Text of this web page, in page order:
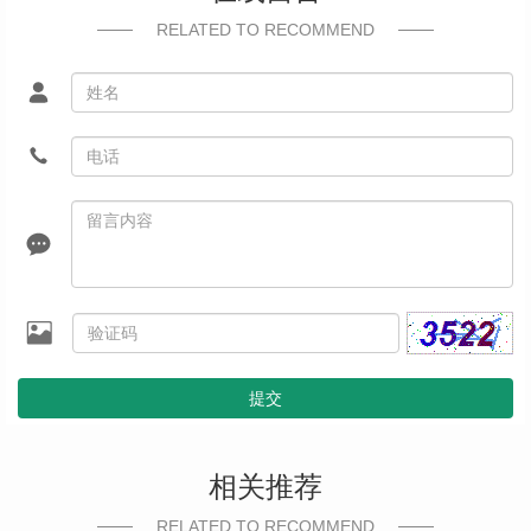
RELATED TO RECOMMEND
提交
相关推荐
RELATED TO RECOMMEND